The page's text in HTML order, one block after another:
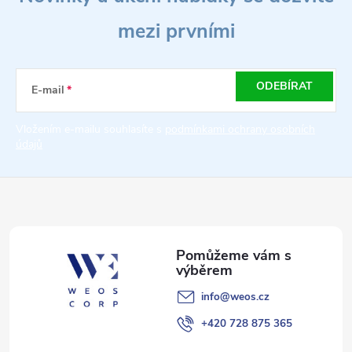
í
mezi prvními
E-mail ODEBÍRAT
info@weos.cz
+420 728 875 365